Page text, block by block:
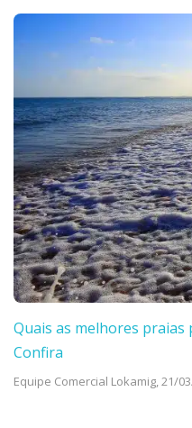
Quais as melhores praias
Confira
Equipe Comercial Lokamig,21/